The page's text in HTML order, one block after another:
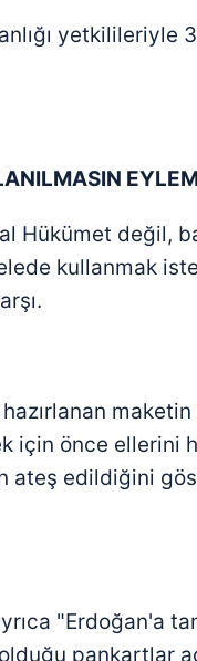
yetkilileriyle
Hükümet değil,
kullanmak
için önce ellerini
ateş edildiğini
"Erdoğan'a
pankartlar